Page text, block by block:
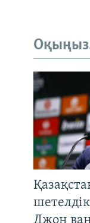
Джон